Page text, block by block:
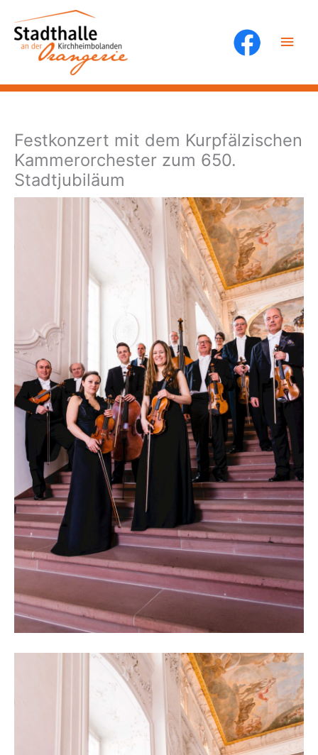
Inhalt
springen
Festkonzert mit dem Kurpfälzischen
Kammerorchester zum 650.
Stadtjubiläum